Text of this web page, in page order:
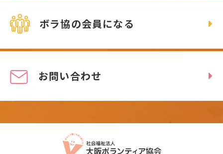
ボラ協の会員になる
お問い合わせ